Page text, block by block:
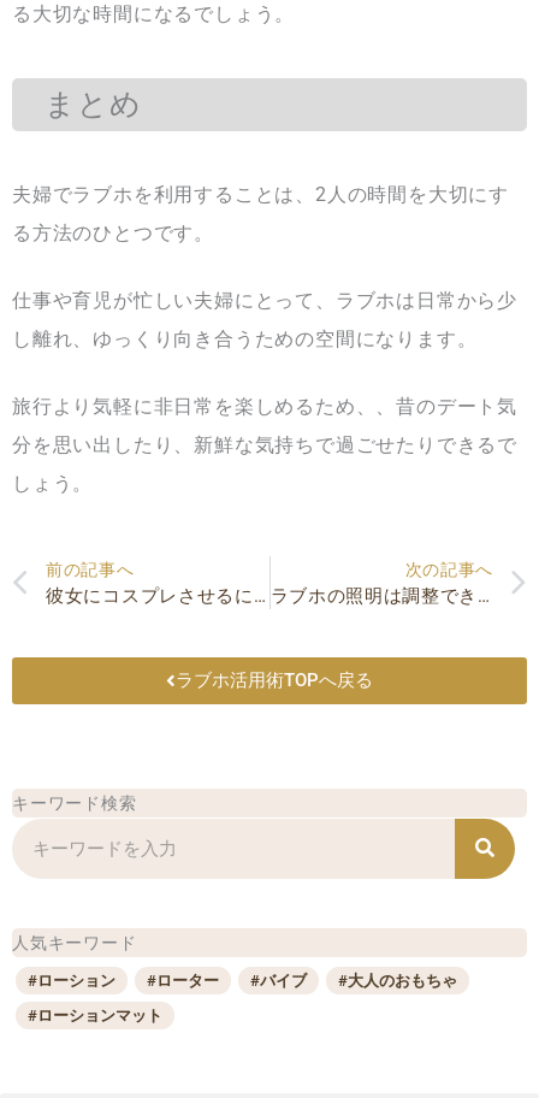
る大切な時間になるでしょう。
まとめ
夫婦でラブホを利用することは、2人の時間を大切にす
る方法のひとつです。
仕事や育児が忙しい夫婦にとって、ラブホは日常から少
し離れ、ゆっくり向き合うための空間になります。
旅行より気軽に非日常を楽しめるため、、昔のデート気
分を思い出したり、新鮮な気持ちで過ごせたりできるで
しょう。
Prev
前の記事へ
彼女にコスプレさせるには？自然な誘い方やラブホがオススメな理由を解説！
次の記事へ
ラブホの照明は調整できる？スイッチの場所や快適な使い方を解説！
ラブホ活用術TOPへ戻る
キーワード検索
検
索
人気キーワード
#ローション #ローター #バイブ
#大人のおもちゃ
#ローションマット